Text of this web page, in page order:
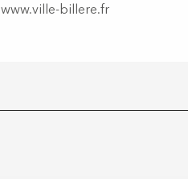
www.ville-billere.fr